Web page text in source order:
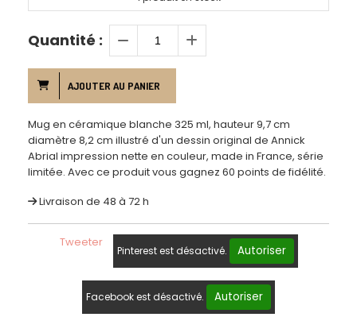
Quantité :
AJOUTER AU PANIER
Mug en céramique blanche 325 ml, hauteur 9,7 cm
diamètre 8,2 cm illustré d'un dessin original de Annick
Abrial impression nette en couleur, made in France, série
limitée. Avec ce produit vous gagnez 60 points de fidélité.
Livraison de 48 à 72 h
Tweeter
Pinterest est désactivé. Autoriser
Facebook est désactivé. Autoriser